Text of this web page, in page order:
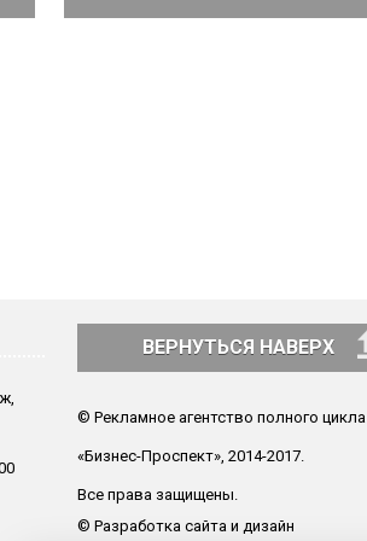
ВЕРНУТЬСЯ НАВЕРХ
© Рекламное агентство полного цикла
«Бизнес-Проспект», 2014-2017.
Все права защищены.
© Разработка сайта и дизайн